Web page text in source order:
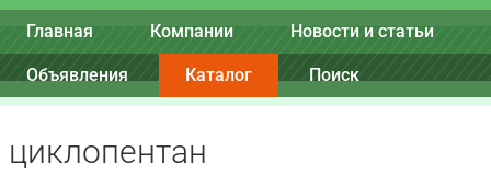
Главная Компании Новости и статьи
Объявления Каталог Поиск
циклопентан